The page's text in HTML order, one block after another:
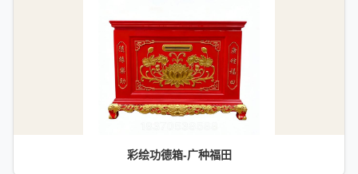
彩绘功德箱-广种福田